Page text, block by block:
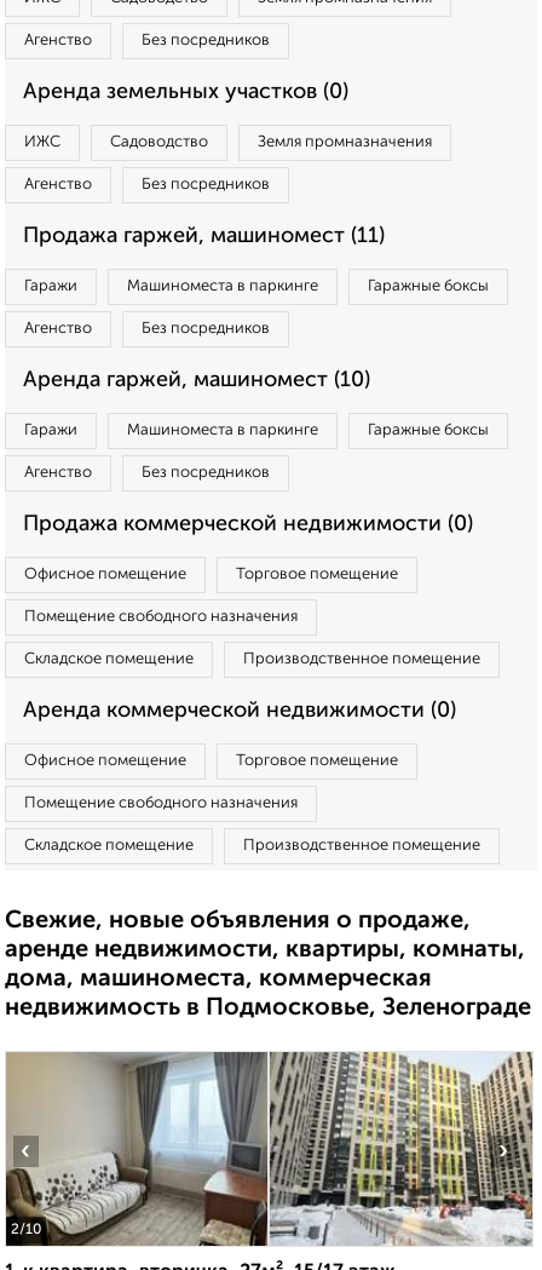
Агенство Без посредников
Аренда земельных участков (0)
ИЖС Садоводство Земля промназначения
Агенство Без посредников
Продажа гаржей, машиномест (11)
Гаражи Машиноместа в паркинге Гаражные боксы
Агенство Без посредников
Аренда гаржей, машиномест (10)
Гаражи Машиноместа в паркинге Гаражные боксы
Агенство Без посредников
Продажа коммерческой недвижимости (0)
Офисное помещение Торговое помещение
Помещение свободного назначения
Складское помещение Производственное помещение
Аренда коммерческой недвижимости (0)
Офисное помещение Торговое помещение
Помещение свободного назначения
Складское помещение Производственное помещение
Свежие, новые объявления о продаже,
аренде недвижимости, квартиры, комнаты,
дома, машиноместа, коммерческая
недвижимость в Подмосковье, Зеленограде
2/10
‹ ›